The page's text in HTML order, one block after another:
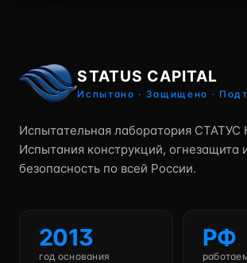
STATUS CAPITAL
Испытано · Защищено ·
Испытательная лаборатория
Испытания конструкций, огнезащита
безопасность по всей России.
2013
год основания
РФ